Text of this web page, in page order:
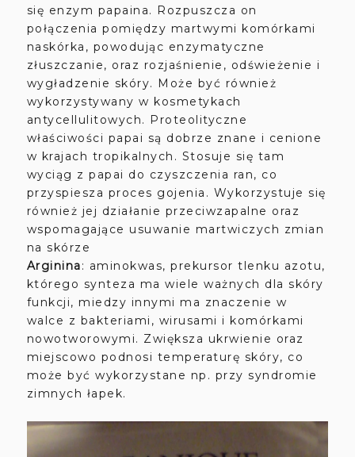
się enzym papaina. Rozpuszcza on
połączenia pomiędzy martwymi komórkami
naskórka, powodując enzymatyczne
złuszczanie, oraz rozjaśnienie, odświeżenie i
wygładzenie skóry. Może być również
wykorzystywany w kosmetykach
antycellulitowych. Proteolityczne
właściwości papai są dobrze znane i cenione
w krajach tropikalnych. Stosuje się tam
wyciąg z papai do czyszczenia ran, co
przyspiesza proces gojenia. Wykorzystuje się
również jej działanie przeciwzapalne oraz
wspomagające usuwanie martwiczych zmian
na skórze
Arginina: aminokwas, prekursor tlenku azotu,
którego synteza ma wiele ważnych dla skóry
funkcji, miedzy innymi ma znaczenie w
walce z bakteriami, wirusami i komórkami
nowotworowymi. Zwiększa ukrwienie oraz
miejscowo podnosi temperaturę skóry, co
może być wykorzystane np. przy syndromie
zimnych łapek.